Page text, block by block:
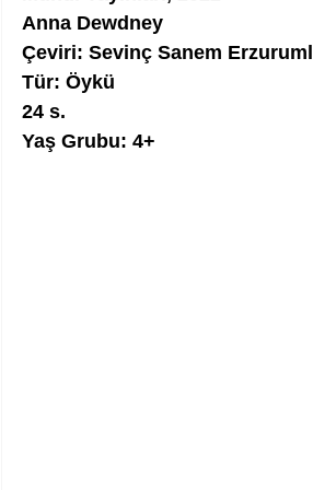
Anna Dewdney
Çeviri: Sevinç Sanem
Tür: Öykü
24 s.
Yaş Grubu: 4+